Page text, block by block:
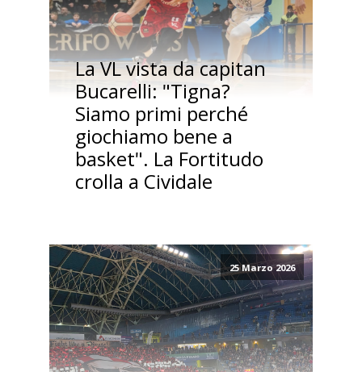
La VL vista da capitan
Bucarelli: "Tigna?
Siamo primi perché
giochiamo bene a
basket". La Fortitudo
crolla a Cividale
25 Marzo 2026